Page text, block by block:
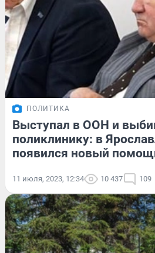
ПОЛИТИКА
Выступал в ООН и
поликлинику: в
появился новый
11 июля, 2023, 12:34 10 437 109